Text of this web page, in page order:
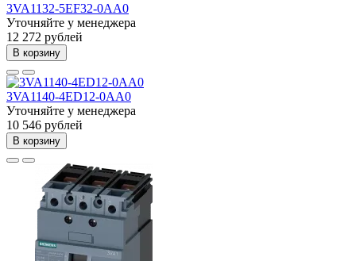
3VA1132-5EF32-0AA0
Уточняйте у менеджера
12 272 рублей
В корзину
3VA1140-4ED12-0AA0
Уточняйте у менеджера
10 546 рублей
В корзину